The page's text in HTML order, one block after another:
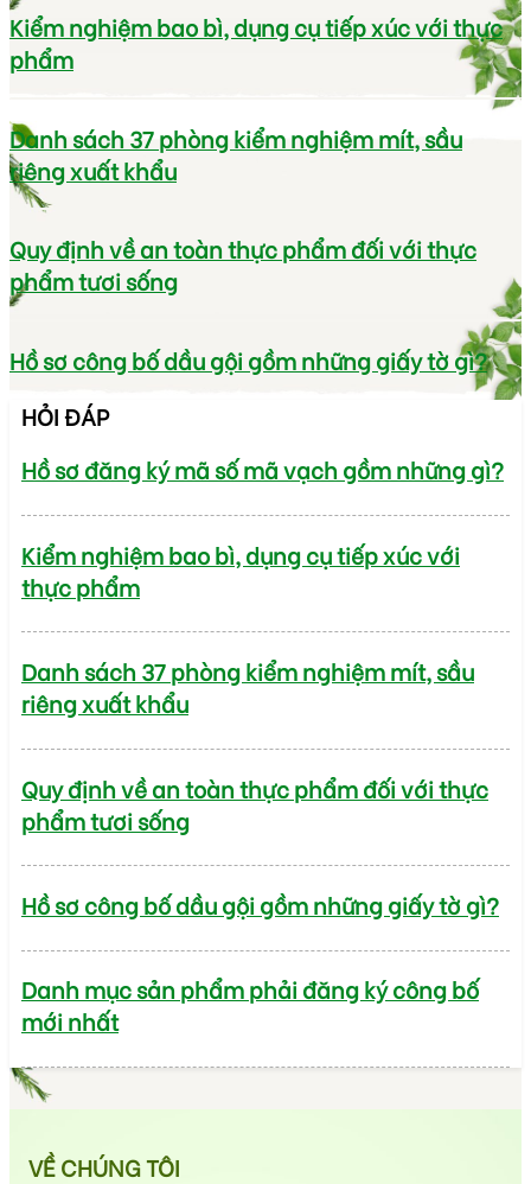
Kiểm nghiệm bao bì, dụng cụ tiếp xúc với thực
phẩm
Danh sách 37 phòng kiểm nghiệm mít, sầu
riêng xuất khẩu
Quy định về an toàn thực phẩm đối với thực
phẩm tươi sống
Hồ sơ công bố dầu gội gồm những giấy tờ gì?
HỎI ĐÁP
Hồ sơ đăng ký mã số mã vạch gồm những gì?
Kiểm nghiệm bao bì, dụng cụ tiếp xúc với
thực phẩm
Danh sách 37 phòng kiểm nghiệm mít, sầu
riêng xuất khẩu
Quy định về an toàn thực phẩm đối với thực
phẩm tươi sống
Hồ sơ công bố dầu gội gồm những giấy tờ gì?
Danh mục sản phẩm phải đăng ký công bố
mới nhất
VỀ CHÚNG TÔI